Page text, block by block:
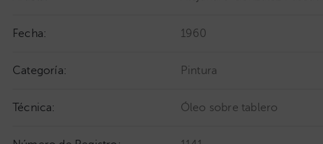
Fecha: 1960
Categoría: Pintura
Técnica: Óleo sobre tablero